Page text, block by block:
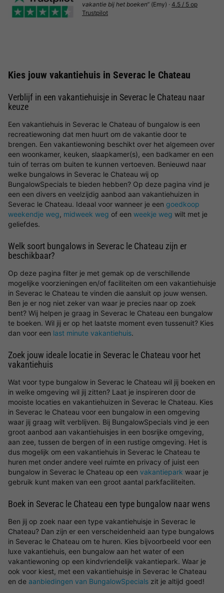
vakantie bij het boeken“ (Emy) · 4.5 / 5 op
Trustpilot
Kies jouw vakantiehuis in Severac le Chateau
Verblijf in een vakantiehuisje in Severac le Chateau naar
keuze
Een vakantiehuis in Severac le Chateau of bungalow is een
recreatiewoning dat men huurt om de vakantie door te
brengen. Een vakantiewoning beschikt over het algemeen over
een woonkamer, keuken, slaapkamer(s), een badkamer en een
tuin of terras om buiten te kunnen vertoeven. Benieuwd naar
welke bungalows in Severac le Chateau wij op
BungalowSpecials te bieden hebben? Op deze pagina vind je
een een divers en veelzijdig aanbod aan vakantiehuizen in
Severac le Chateau. Ideaal voor wanneer je een goedkoop
weekendje weg, midweek weg of een weekje weg wilt met je
geliefdes.
Welk soort bungalows in Severac le Chateau zijn er
beschikbaar?
Op deze pagina filter je met gemak op de verschillende
mogelijke voorzieningen en/of faciliteiten om een vakantiehuisje
in Severac le Chateau te vinden die aansluit op jouw wensen.
Ben je er nog niet zeker van waar je precies naar op zoek
bent? Wij helpen je graag in Severac le Chateau een bungalow
te boeken. Wil jij er op het laatste moment even tussenuit? Kies
dan voor een last minute vakantiehuis.
Zoek jouw ideale locatie in Severac le Chateau voor het
vakantiehuis
Wat voor type bungalow in Severac le Chateau wil jij boeken en
in welke omgeving wil jij zitten? Laat je inspireren door de
mooiste locaties en vakantiehuizen in Severac le Chateau. Kies
in Severac le Chateau voor een bungalow in een omgeving
waar jij graag wilt verblijven. Bij BungalowSpecials vind je een
groot aanbod aan vakantiehuisjes in een bosrijke omgeving,
aan zee, tussen de bergen of in een rustige omgeving. Het is
dus mogelijk om een vakantiehuis in Severac le Chateau te
huren met onder andere veel ruimte en privacy of juist een
bungalow in Severac le Chateau op een vakantiepark waar je
gebruik kunt maken van een groot aantal parkfaciliteiten.
Boek in Severac le Chateau een type bungalow naar wens
Ben jij op zoek naar een type vakantiehuisje in Severac le
Chateau? Dan zijn er een verscheidenheid aan type bungalows
in Severac le Chateau om te huren. Kies bijvoorbeeld voor een
luxe vakantiehuis, een bungalow aan het water of een
vakantiewoning op een kindvriendelijk vakantiepark. Waar je
ook voor kiest, met een vakantiehuisje in Severac le Chateau
en de aanbiedingen van BungalowSpecials zit je altijd goed!